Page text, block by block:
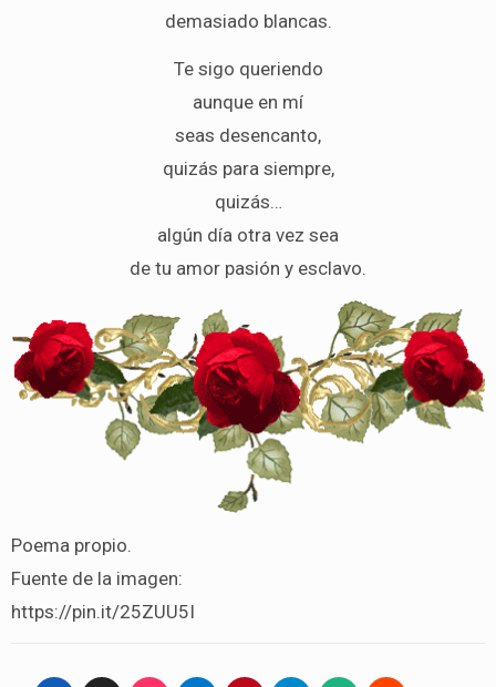
demasiado blancas.
Te sigo queriendo
aunque en mí
seas desencanto,
quizás para siempre,
quizás…
algún día otra vez sea
de tu amor pasión y esclavo.
Poema propio.
Fuente de la imagen:
https://pin.it/25ZUU5I